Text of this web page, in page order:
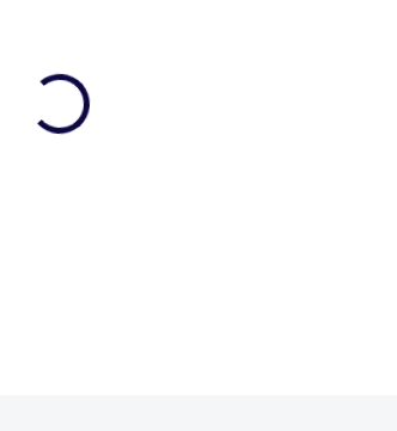
Kombinace elegantního designu a